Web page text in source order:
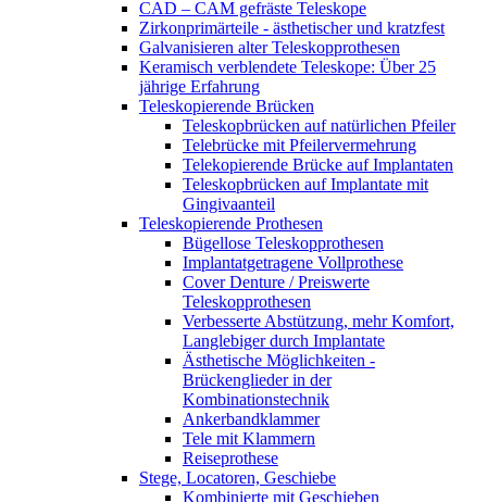
CAD – CAM gefräste Teleskope
Zirkonprimärteile - ästhetischer und kratzfest
Galvanisieren alter Teleskopprothesen
Keramisch verblendete Teleskope: Über 25
jährige Erfahrung
Teleskopierende Brücken
Teleskopbrücken auf natürlichen Pfeiler
Telebrücke mit Pfeilervermehrung
Telekopierende Brücke auf Implantaten
Teleskopbrücken auf Implantate mit
Gingivaanteil
Teleskopierende Prothesen
Bügellose Teleskopprothesen
Implantatgetragene Vollprothese
Cover Denture / Preiswerte
Teleskopprothesen
Verbesserte Abstützung, mehr Komfort,
Langlebiger durch Implantate
Ästhetische Möglichkeiten -
Brückenglieder in der
Kombinationstechnik
Ankerbandklammer
Tele mit Klammern
Reiseprothese
Stege, Locatoren, Geschiebe
Kombinierte mit Geschieben